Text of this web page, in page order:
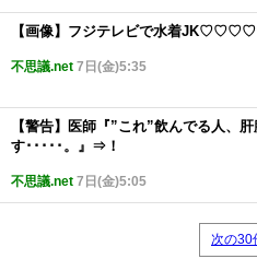
【画像】フジテレビで水着
不思議.net 7日(金)5:35
【警告】医師『”これ”飲んでる人、
す･････。』⇒！
不思議.net 7日(金)5:05
次の30